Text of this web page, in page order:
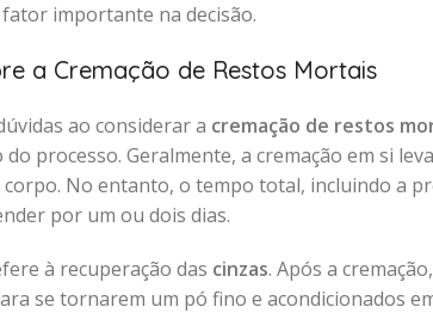
importante na decisão.
a Cremação de Restos Mortais
ao considerar a cremação de restos
processo. Geralmente, a cremação em si
No entanto, o tempo total, incluindo a
por um ou dois dias.
à recuperação das cinzas. Após a
se tornarem um pó fino e acondicionados